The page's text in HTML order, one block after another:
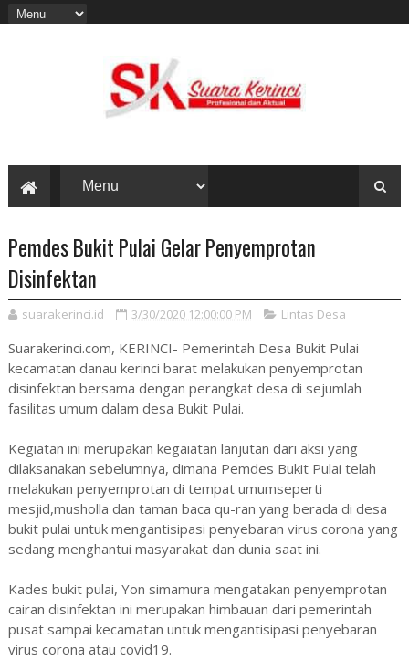
Pemdes Bukit Pulai Gelar Penyemprotan
Disinfektan
suarakerinci.id 3/30/2020 12:00:00 PM Lintas Desa
Suarakerinci.com, KERINCI- Pemerintah Desa Bukit Pulai
kecamatan danau kerinci barat melakukan penyemprotan
disinfektan bersama dengan perangkat desa di sejumlah
fasilitas umum dalam desa Bukit Pulai.
Kegiatan ini merupakan kegaiatan lanjutan dari aksi yang
dilaksanakan sebelumnya, dimana Pemdes Bukit Pulai telah
melakukan penyemprotan di tempat umumseperti
mesjid,musholla dan taman baca qu-ran yang berada di desa
bukit pulai untuk mengantisipasi penyebaran virus corona yang
sedang menghantui masyarakat dan dunia saat ini.
Kades bukit pulai, Yon simamura mengatakan penyemprotan
cairan disinfektan ini merupakan himbauan dari pemerintah
pusat sampai kecamatan untuk mengantisipasi penyebaran
virus corona atau covid19.